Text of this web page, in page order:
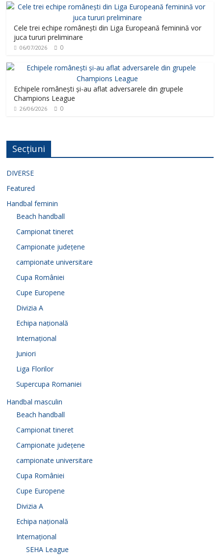
Cele trei echipe românești din Liga Europeană feminină vor
juca tururi preliminare
06/07/2026 0
Echipele românești și-au aflat adversarele din grupele
Champions League
26/06/2026 0
Secțiuni
DIVERSE
Featured
Handbal feminin
Beach handball
Campionat tineret
Campionate județene
campionate universitare
Cupa României
Cupe Europene
Divizia A
Echipa națională
Internațional
Juniori
Liga Florilor
Supercupa Romaniei
Handbal masculin
Beach handball
Campionat tineret
Campionate județene
campionate universitare
Cupa României
Cupe Europene
Divizia A
Echipa națională
Internațional
SEHA League